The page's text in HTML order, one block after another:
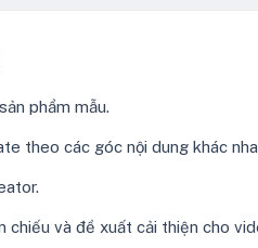
phẩm mẫu.
theo các góc nội dung khác
chiếu và đề xuất cải thiện cho